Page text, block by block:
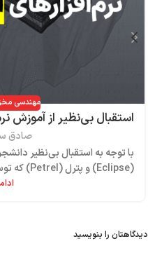
مهندسی
استقبال بی‌نظیر از آموزش
صادق
با توجه به استقبال بی‌نظیر
(Eclipse) و پترل (Petrel) که توسط مهندس فرزا...
دیدگاهتان را بنویسید